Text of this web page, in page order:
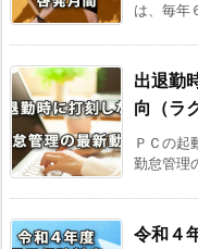
は、毎年
出退勤
向（ラ
ＰＣの起
勤怠管理
令和４